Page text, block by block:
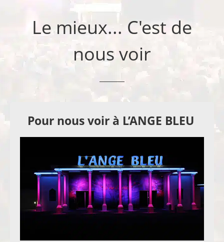
Le mieux... C'est de
nous voir
Pour nous voir à L’ANGE BLEU